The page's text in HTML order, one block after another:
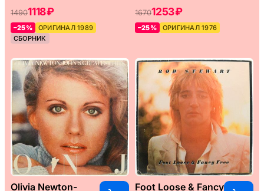
14901118 ₽
–25%
ОРИГИНАЛ 1989
СБОРНИК
16701253 ₽
–25% ОРИГИНАЛ 1976
Olivia Newton- Foot Loose & Fancy